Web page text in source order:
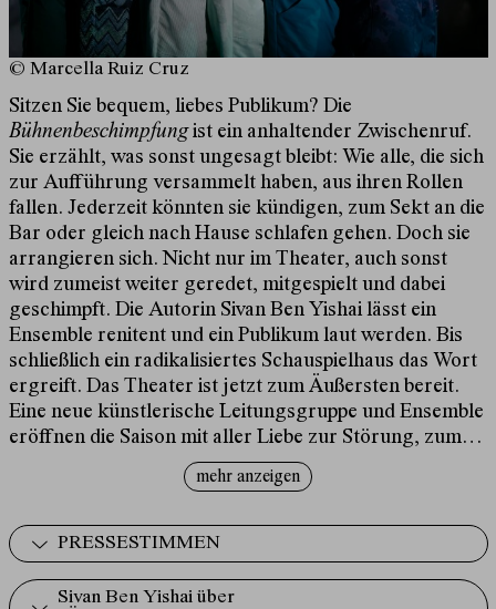
© Marcella Ruiz Cruz
Sitzen Sie bequem, liebes Publikum? Die
Bühnenbeschimpfungist ein anhaltender Zwischenruf.
Sie erzählt, was sonst ungesagt bleibt: Wie alle, die sich
zur Aufführung versammelt haben, aus ihren Rollen
fallen. Jederzeit könnten sie kündigen, zum Sekt an die
Bar oder gleich nach Hause schlafen gehen. Doch sie
arrangieren sich. Nicht nur im Theater, auch sonst
wird zumeist weiter geredet, mitgespielt und dabei
geschimpft. Die Autorin Sivan Ben Yishai lässt ein
Ensemble renitent und ein Publikum laut werden. Bis
schließlich ein radikalisiertes Schauspielhaus das Wort
ergreift. Das Theater ist jetzt zum Äußersten bereit.
Eine neue künstlerische Leitungsgruppe und Ensemble
eröffnen die Saison mit aller Liebe zur Störung, zum
Theater und zu seiner Erneuerung.
bewahren oder neustarten - sind die Optionen und die
Pole eines allgegenwärtigen und sich an vielen Orten
zuspitzenden Konflikts, dem die Agierenden in diesem
mehr anzeigen
PRESSESTIMMEN
Sivan Ben Yishai über